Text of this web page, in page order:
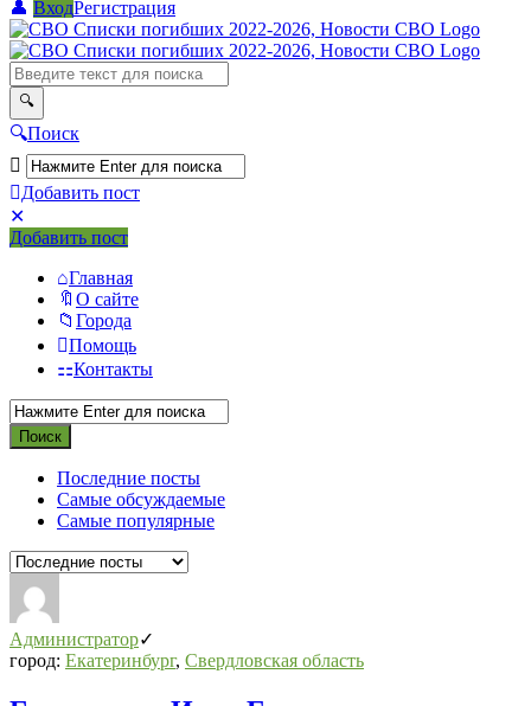
ВходРегистрация
СВО
Списки
погибших
2022-
2026,
Новости
СВО
Поиск
Добавить пост
Мобильное
меню
Добавить пост
Главная
О сайте
Города
Помощь
Контакты
Последние посты
Самые обсуждаемые
Самые популярные
Администратор
город: Екатеринбург, Свердловская область